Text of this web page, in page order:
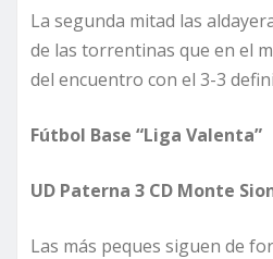
La segunda mitad las
de las torrentinas que en el
del encuentro con el 3-3
Fútbol Base “Liga Valenta”
UD Paterna 3 CD Monte
Las más peques siguen de